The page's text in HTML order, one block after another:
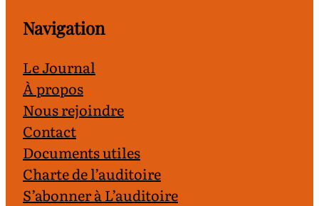
Navigation
Le Journal
À propos
Nous rejoindre
Contact
Documents utiles
Charte de l’auditoire
S’abonner à L’auditoire